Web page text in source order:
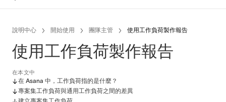
說明中心 開始使用 團隊主管 使用工作負荷製作報告
使用工作負荷製作報告
在本文中
在 Asana 中，工作負荷指的是什麼？
專案集工作負荷與通用工作負荷之間的差異